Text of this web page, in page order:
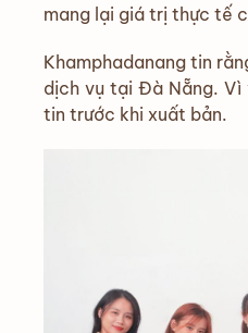
mang lại giá trị thực tế
Khamphadanang tin
dịch vụ tại Đà Nẵng. Vì
tin trước khi xuất bản.